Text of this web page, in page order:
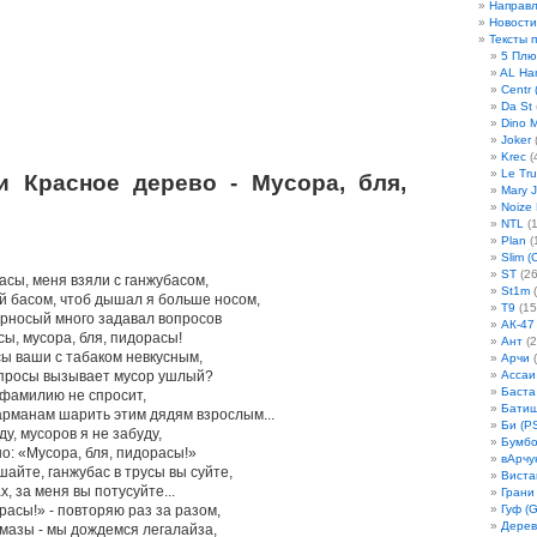
Красное дерево - Мусора, бля,
меня взяли с ганжубасом,
басом, чтоб дышал я больше носом,
много задавал вопросов
мусора, бля, пидорасы!
ваши с табаком невкусным,
вызывает мусор ушлый?
не спросит,
шарить этим дядям взрослым...
мусоров я не забуду,
«Мусора, бля, пидорасы!»
ганжубас в трусы вы суйте,
за меня вы потусуйте...
- повторяю раз за разом,
- мы дождемся легалайза,
Новости
Тексты
5
AL
Centr
Da St
Dino
Joker
Krec
Le
Mary
Noize
NTL
Plan
Slim
ST
St1m
T9
АК-47
Ант
Арчи
Ассаи
Баста
Би
Грани
Гуф